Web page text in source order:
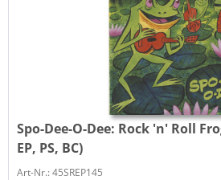
Spo-Dee-O-Dee: Rock 'n' Roll
EP, PS, BC)
Art-Nr.: 45SREP145